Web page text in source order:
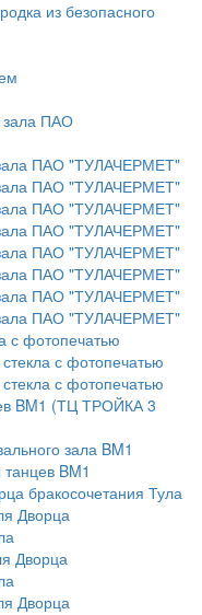
из безопасного
зала ПАО
ПАО "ТУЛАЧЕРМЕТ"
ПАО "ТУЛАЧЕРМЕТ"
ПАО "ТУЛАЧЕРМЕТ"
ПАО "ТУЛАЧЕРМЕТ"
ПАО "ТУЛАЧЕРМЕТ"
ПАО "ТУЛАЧЕРМЕТ"
ПАО "ТУЛАЧЕРМЕТ"
ПАО "ТУЛАЧЕРМЕТ"
с фотопечатью
с фотопечатью
с фотопечатью
BM1 (ТЦ ТРОЙКА 3
зала BM1
BM1
бракосочетания Тула
Дворца
Дворца
Дворца